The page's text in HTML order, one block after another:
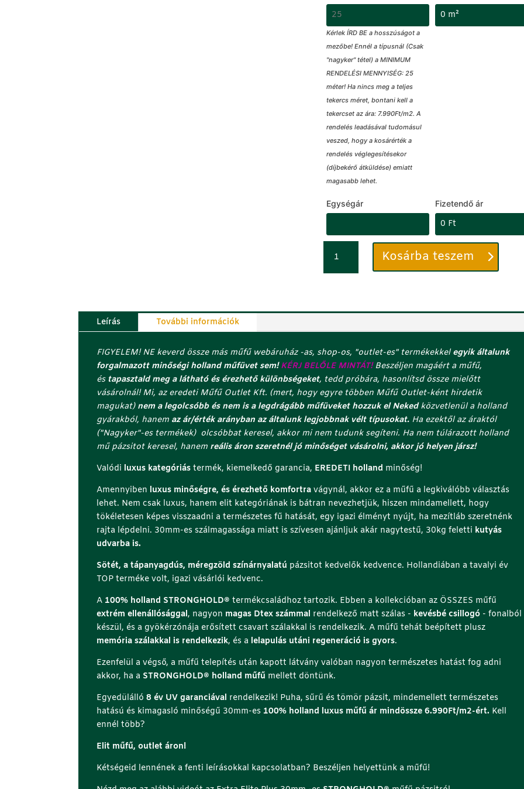
Kérlek ÍRD BE a hosszúságot a
mezőbe! Ennél a típusnál (Csak
"nagyker" tétel) a MINIMUM
RENDELÉSI MENNYISÉG: 25
méter! Ha nincs meg a teljes
tekercs méret, bontani kell a
tekercset az ára: 7.990Ft/m2. A
rendelés leadásával tudomásul
veszed, hogy a kosárérték a
rendelés véglegesítésekor
(díjbekérő átküldése) emiatt
magasabb lehet.
Egységár Fizetendő ár
k
z
á
o
t
a
d
d
m
e
g
a
u
t
o
l
c
l
l
á
j
b
a
(
e
t
30mm
-
Plus
és
komfortos
memóriaszálas
holland
mű
pázsit
mennyiség
Kosárba teszem
Leírás További információk
FIGYELEM! NE keverd össze más műfű webáruház -as, shop-os, "outlet-es" termékekkel egyik általunk
forgalmazott minőségi holland műfüvet sem! KÉRJ BELŐLE MINTÁT!Beszéljen magáért a műfű,
éstapasztald meg a látható és érezhető különbségeket, tedd próbára, hasonlítsd össze mielőtt
vásárolnál! Mi, az eredeti Műfű Outlet Kft. (mert, hogy egyre többen Műfű Outlet-ként hirdetik
magukat) nem a legolcsóbb és nem is a legdrágább műfüveket hozzuk el Nekedközvetlenül a holland
gyárakból, hanem az ár/érték arányban az általunk legjobbnak vélt típusokat. Ha ezektől az áraktól
("Nagyker"-es termékek) olcsóbbat keresel, akkor mi nem tudunk segíteni. Ha nem túlárazott holland
mű pázsitot keresel, hanem reális áron szeretnél jó minőséget vásárolni, akkor jó helyen jársz!
Valódi luxus kategóriás termék, kiemelkedő garancia, EREDETI holland minőség!
Amennyiben luxus minőségre, és érezhető komfortra vágynál, akkor ez a műfű a legkiválóbb választás
lehet. Nem csak luxus, hanem elit kategóriának is bátran nevezhetjük, hiszen mindamellett, hogy
tökéletesen képes visszaadni a természetes fű hatását, egy igazi élményt nyújt, ha mezítláb szeretnénk
rajta lépdelni. 30mm-es szálmagassága miatt is szívesen ajánljuk akár nagytestű, 30kg feletti kutyás
udvarba is.
Sötét, a tápanyagdús, méregzöld színárnyalatú pázsitot kedvelők kedvence. Hollandiában a tavalyi év
TOP terméke volt, igazi vásárlói kedvenc.
A 100% holland STRONGHOLD® termékcsaládhoz tartozik. Ebben a kollekcióban az ÖSSZES műfű
extrém ellenállósággal, nagyon magas Dtex számmal rendelkező matt szálas - kevésbé csillogó - fonalból
készül, és a gyökérzónája erősített csavart szálakkal is rendelkezik. A műfű tehát beépített plusz
memória szálakkal is rendelkezik, és a lelapulás utáni regeneráció is gyors.
Ezenfelül a végső, a műfű telepítés után kapott látvány valóban nagyon természetes hatást fog adni
akkor, ha a STRONGHOLD® holland műfű mellett döntünk.
Egyedülálló 8 év UV garanciával rendelkezik! Puha, sűrű és tömör pázsit, mindemellett természetes
hatású és kimagasló minőségű 30mm-es 100% holland luxus műfű ár mindössze 6.990Ft/m2-ért. Kell
ennél több?
Elit műfű, outlet áron!
Kétségeid lennének a fenti leírásokkal kapcsolatban? Beszéljen helyettünk a műfű!